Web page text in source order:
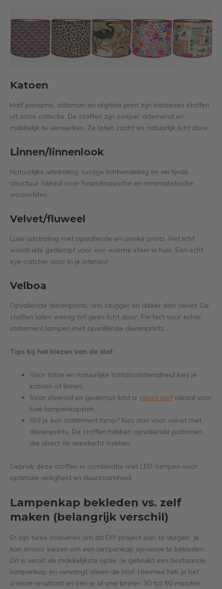
Katoen
Half panama, ottoman en digitale print zijn katoenen stoffen
uit onze collectie. De stoffen zijn soepel, ademend en
makkelijk te verwerken. Ze laten zacht en natuurlijk licht door.
Linnen/linnenlook
Natuurlijke uitstraling, rustige lichtverdeling en verfijnde
structuur. Ideaal voor Scandinavische en minimalistische
woonstijlen.
Velvet/fluweel
Luxe uitstraling met opvallende en unieke prints. Het licht
wordt iets gedempt voor een warme sfeer in huis. Een echt
eye-catcher voor in je interieur.
Velboa
Opvallende dierenprints, iets stugger en dikker dan velvet. De
stoffen laten weinig tot geen licht door. Perfect voor echte
statement lampen met opvallende dierenprints.
Tips bij het kiezen van de stof:
Voor lichte en natuurlijke lichtdoorlatendheid kies je
katoen of linnen.
Voor sfeervol en gedempt licht is velvet stof ideaal voor
luxe lampenkappen.
Wil je een statement lamp? Kies dan voor velvet met
dierenprints. De stoffen hebben opvallende patronen
die direct de aandacht trekken.
Gebruik deze stoffen in combinatie met LED-lampen voor
optimale veiligheid en duurzaamheid.
Lampenkap bekleden vs. zelf
maken (belangrijk verschil)
Er zijn twee manieren om dit DIY project aan te vliegen. Je
kan ervoor kiezen om een lampenkap opnieuw te bekleden.
Dit is veruit de makkelijkste optie. Je gebruikt een bestaande
lampenkap en vervangt alleen de stof. Hiermee heb je het
snelste resultaat en ben je al snel binnen 30 tot 60 minuten